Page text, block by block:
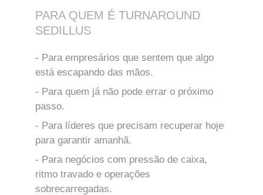
- Para empresários que sentem que algo
está escapando das mãos.
- Para quem já não pode errar o próximo
passo.
- Para líderes que precisam recuperar hoje
para garantir amanhã.
- Para negócios com pressão de caixa,
ritmo travado e operações
sobrecarregadas.
PARA QUEM É TURNAROUND
SEDILLUS